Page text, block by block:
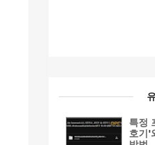
특정
호기'